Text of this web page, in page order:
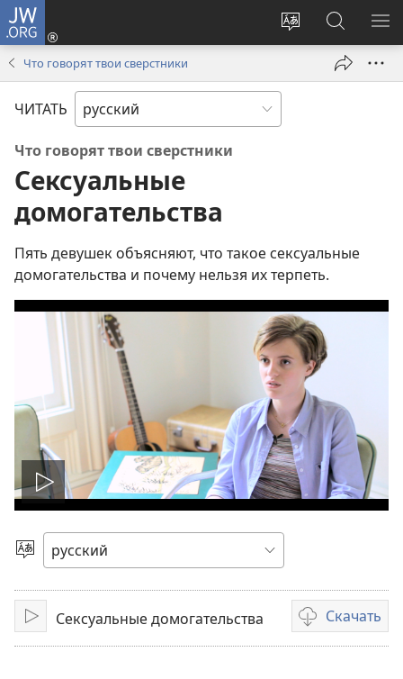
JW.ORG
Изменить
Войти
(открывается
окне)
Поиск
по
jw.org
Что говорят твои сверстники
ЧИТАТЬ
Что говорят твои сверстники
Сексуальные
домогательства
Пять девушек объясняют, что такое сексуальные
домогательства и почему нельзя их терпеть.
Воспроизвести
видео
Выбрать
язык
Воспроизвести
Сексуальные домогательства Скачать
Варианты
загрузки